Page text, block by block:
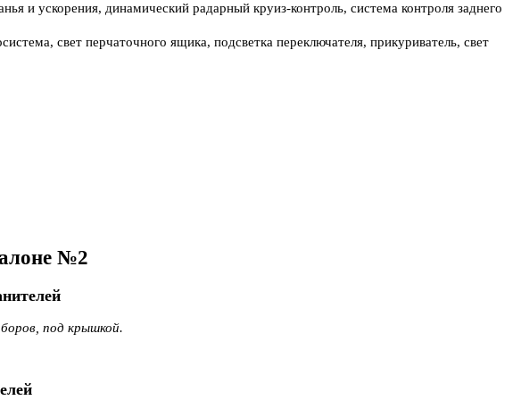
и ускорения, динамический радарный круиз-контроль, система контроля заднего
свет перчаточного ящика, подсветка переключателя, прикуриватель, свет
№2
под крышкой.